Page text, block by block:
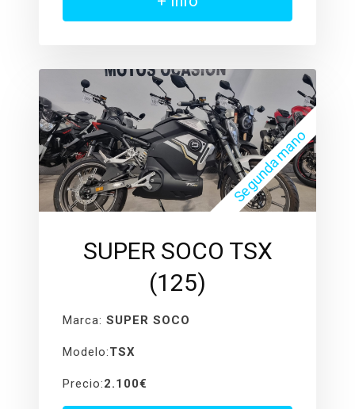
SUPER SOCO TSX
(125)
Segunda mano
Marca: SUPER SOCO
Modelo:TSX
Precio:2.100€